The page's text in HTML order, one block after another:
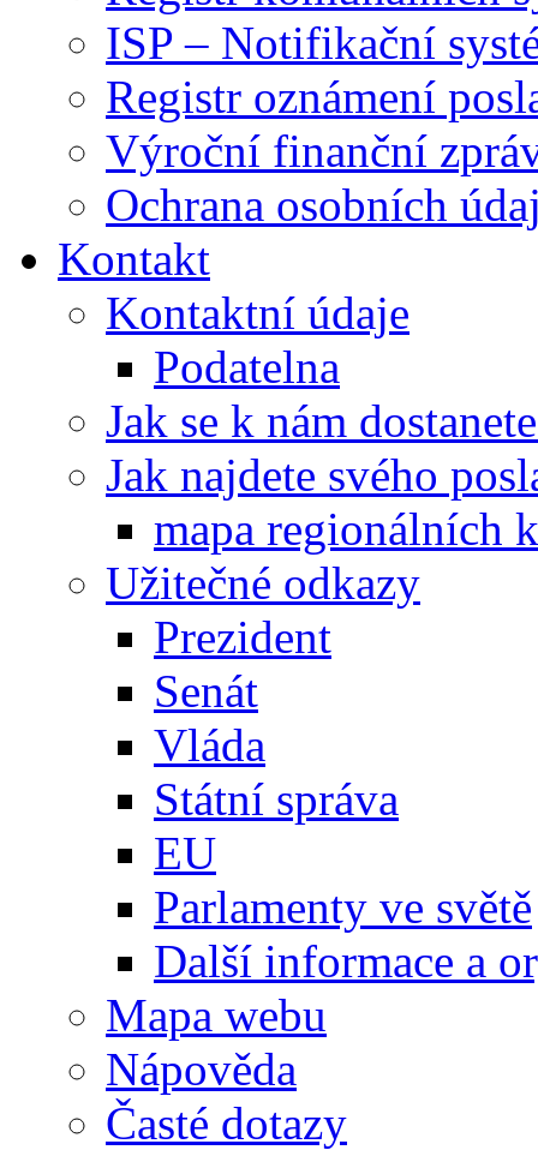
ISP – Notifikační
Registr oznámení
Výroční finanční
Ochrana osobních
Kontakt
Kontaktní údaje
Podatelna
Jak se k nám
Jak najdete svého
mapa regionálních
Užitečné odkazy
Prezident
Senát
Vláda
Státní správa
EU
Parlamenty ve světě
Další informace a
Mapa webu
Nápověda
Časté dotazy